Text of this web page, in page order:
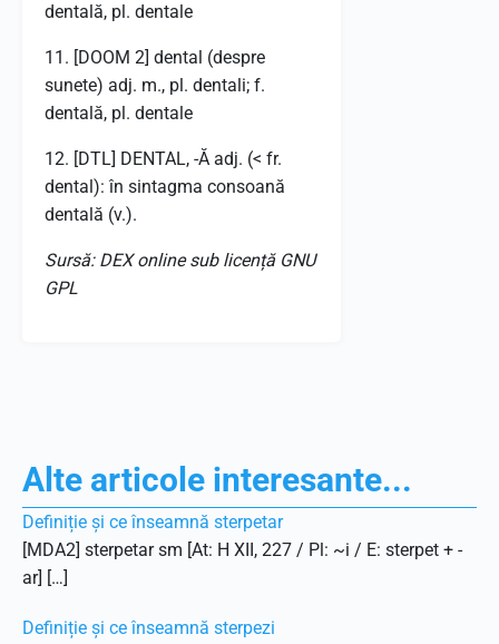
dentală, pl. dentale
11. [DOOM 2] dental (despre
sunete) adj. m., pl. dentali; f.
dentală, pl. dentale
12. [DTL] DENTAL, -Ă adj. (< fr.
dental): în sintagma consoană
dentală (v.).
Sursă: DEX online sub licență GNU
GPL
Alte articole interesante...
Definiție și ce înseamnă sterpetar
[MDA2] sterpetar sm [At: H XII, 227 / Pl: ~i / E: sterpet + -
ar] […]
Definiție și ce înseamnă sterpezi